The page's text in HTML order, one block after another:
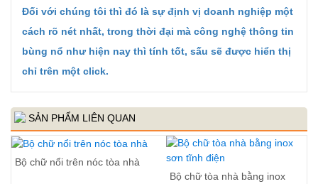
Đối với chúng tôi thì đó là sự định vị doanh nghiệp một
cách rõ nét nhất, trong thời đại mà công nghệ thông tin
bùng nổ như hiện nay thì tính tốt, sấu sẽ được hiển thị
chỉ trên một click.
SẢN PHẨM LIÊN QUAN
Bộ chữ nổi trên nóc tòa nhà
Bộ chữ tòa nhà bằng inox